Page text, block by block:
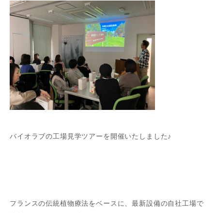
バイオラブの工場見学ツアーを開催いたしました♪
フランスの伝統植物療法をベースに、最新設備の自社工場で